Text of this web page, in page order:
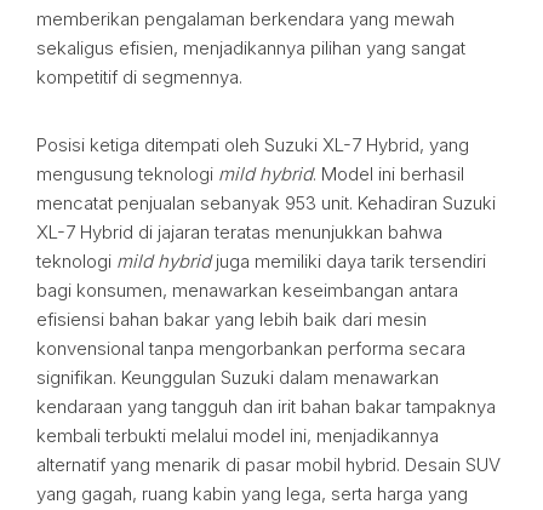
memberikan pengalaman berkendara yang mewah
sekaligus efisien, menjadikannya pilihan yang sangat
kompetitif di segmennya.
Posisi ketiga ditempati oleh Suzuki XL-7 Hybrid, yang
mengusung teknologi mild hybrid. Model ini berhasil
mencatat penjualan sebanyak 953 unit. Kehadiran Suzuki
XL-7 Hybrid di jajaran teratas menunjukkan bahwa
teknologi mild hybridjuga memiliki daya tarik tersendiri
bagi konsumen, menawarkan keseimbangan antara
efisiensi bahan bakar yang lebih baik dari mesin
konvensional tanpa mengorbankan performa secara
signifikan. Keunggulan Suzuki dalam menawarkan
kendaraan yang tangguh dan irit bahan bakar tampaknya
kembali terbukti melalui model ini, menjadikannya
alternatif yang menarik di pasar mobil hybrid. Desain SUV
yang gagah, ruang kabin yang lega, serta harga yang